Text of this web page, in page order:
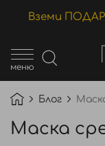
Вземи
меню
Блог
Маска